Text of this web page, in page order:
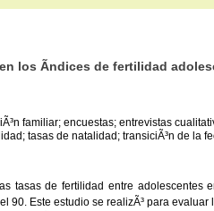
los Ã­ndices de fertilidad
familiar; encuestas; entrevistas
tasas de natalidad; transiciÃ³n de la
tasas de fertilidad entre adolescentes
Este estudio se realizÃ³ para